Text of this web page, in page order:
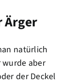
Ärger
natürlich
aber
der Deckel